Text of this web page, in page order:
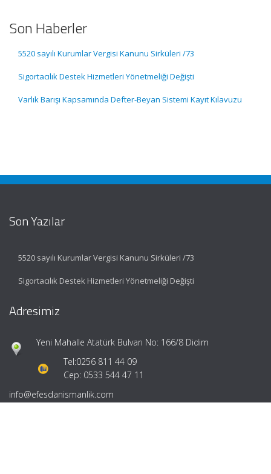
Son Haberler
5520 sayılı Kurumlar Vergisi Kanunu Sirküleri /73
Sigortacılık Destek Hizmetleri Yönetmeliği Değişti
Varlık Barışı Kapsamında Defter-Beyan Sistemi Kayıt Kılavuzu
Son Yazılar
5520 sayılı Kurumlar Vergisi Kanunu Sirküleri /73
Sigortacılık Destek Hizmetleri Yönetmeliği Değişti
Adresimiz
Yeni Mahalle Atatürk Bulvarı No: 166/8 Didim
Tel:0256 811 44 09
Cep: 0533 544 47 11
info@efesdanismanlik.com